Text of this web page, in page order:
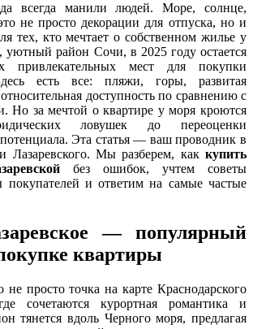
всегда манили людей. Море, солнце,
не просто декорации для отпуска, но и
тех, кто мечтает о собственном жилье у
уютный район Сочи, в 2025 году остается
мест для покупки
есть все: пляжи, горы, развитая
доступность по сравнению с
Но за мечтой о квартире у моря кроются
ловушек до переоценки
Эта статья — ваш проводник в
Лазаревского. Мы разберем, как купить
без ошибок, учтем советы
покупателей и ответим на самые частые
— популярный
квартиры
не просто точка на карте Краснодарского
сочетаются курортная романтика и
тянется вдоль Черного моря, предлагая